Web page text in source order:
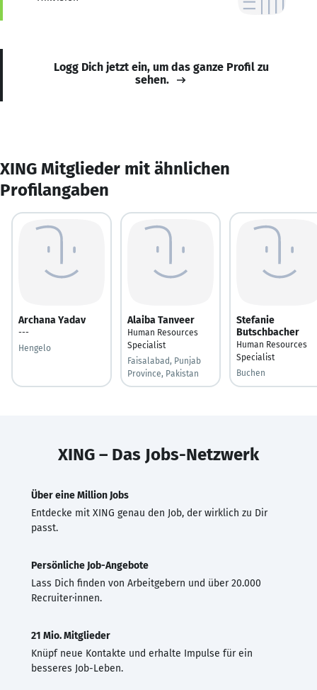
Logg Dich jetzt ein, um das ganze Profil zu
sehen.
XING Mitglieder mit ähnlichen
Profilangaben
Archana Yadav
---
Hengelo
Alaiba Tanveer
Human Resources
Specialist
Faisalabad, Punjab
Province, Pakistan
Stefanie
Butschbacher
Human Resources
Specialist
Buchen
XING – Das Jobs-Netzwerk
Über eine Million Jobs
Entdecke mit XING genau den Job, der wirklich zu Dir
passt.
Persönliche Job-Angebote
Lass Dich finden von Arbeitgebern und über 20.000
Recruiter·innen.
21 Mio. Mitglieder
Knüpf neue Kontakte und erhalte Impulse für ein
besseres Job-Leben.